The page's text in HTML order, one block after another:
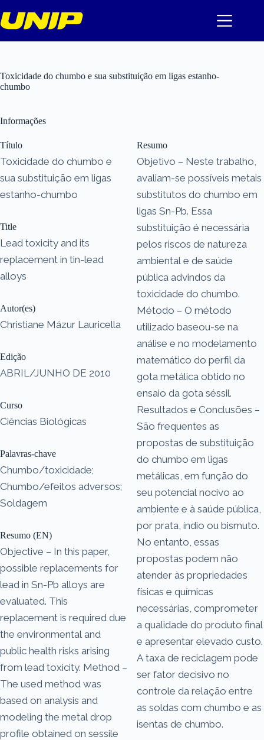
para
o
Toxicidade do chumbo e sua substituição em ligas estanho-
chumbo
Informações
Título
Toxicidade do chumbo e
sua substituição em ligas
estanho-chumbo
Title
Lead toxicity and its
replacement in tin-lead
alloys
Autor(es)
Christiane Mázur Lauricella
Edição
ABRIL/JUNHO DE 2010
Curso
Ciências Biológicas
Palavras-chave
Chumbo/toxicidade;
Chumbo/efeitos adversos;
Soldagem
Resumo (EN)
Objective – In this paper,
possible replacements for
lead in Sn-Pb alloys are
evaluated. This
replacement is required due
the environmental and
public health risks arising
from lead toxicity. Method –
The used method was
based on analysis and
modeling the metal drop
profile obtained on sessile
Resumo
Objetivo – Neste trabalho,
avaliam-se possíveis metais
substitutos do chumbo em
ligas Sn-Pb. Essa
substituição é necessária
pelos riscos de natureza
ambiental e de saúde
pública advindos da
toxicidade do chumbo.
Método – O método
utilizado baseou-se na
análise e no modelamento
matemático do perfil da
gota metálica obtido no
ensaio da gota séssil.
Resultados e Conclusões –
São frequentes as
propostas de substituição
do chumbo em ligas
metálicas, em função do
seu potencial nocivo ao
ambiente e à saúde pública,
por prata, índio ou bismuto.
No entanto, essas
propostas podem não
atender às propriedades
físicas e químicas
necessárias, comprometer
a qualidade do produto final
e apresentar elevado custo.
A taxa de reciclagem pode
ser fator decisivo no
controle da relação entre
as soldas com chumbo e as
isentas de chumbo.